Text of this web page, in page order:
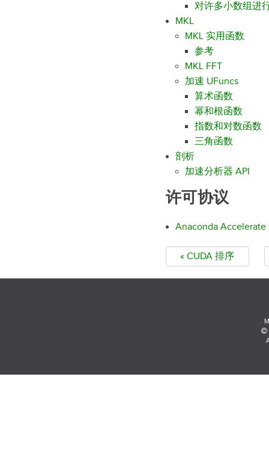
对许多小数组进
MKL
MKL 实用函数
参考
MKL FFT
加速 UFuncs
算术函数
幂和根函数
指数和对数函数
三角函数
剖析
加速分析器 API
许可协议
Anaconda
« CUDA 排序